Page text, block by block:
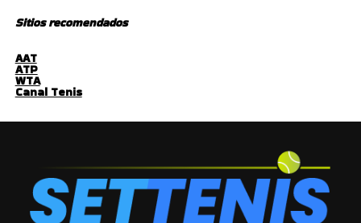
Sitios recomendados
AAT
ATP
WTA
Canal Tenis